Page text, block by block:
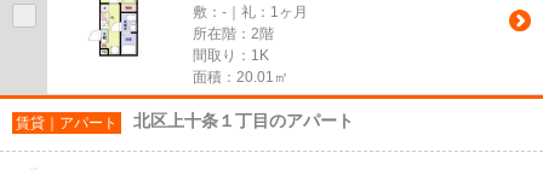
敷：-｜礼：1ヶ月
所在階：2階
間取り：1K
面積：20.01㎡
賃貸｜アパート 北区上十条１丁目のアパート